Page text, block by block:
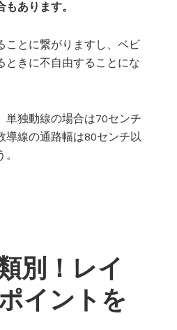
あります。
ことに繋がりますし、ベビ
ときに不自由することにな
単独動線の場合は70センチ
導線の通路幅は80センチ以
。
別！レイ
イントを